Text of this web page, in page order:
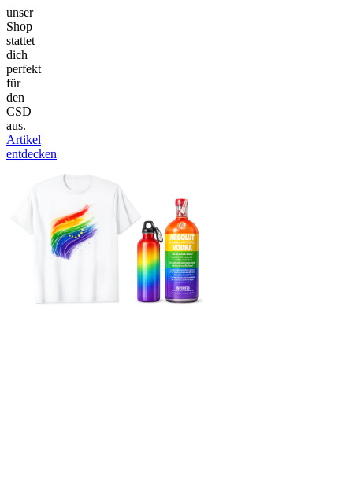
unser
Shop
stattet
dich
perfekt
für
den
CSD
aus.
Artikel
entdecken